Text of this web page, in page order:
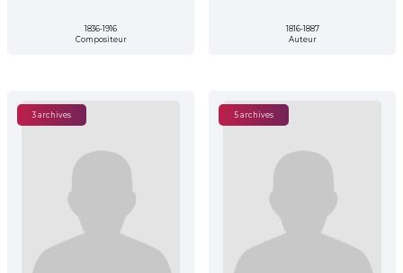
1836-1916
Compositeur
1816-1887
Auteur
3 archives 5 archives